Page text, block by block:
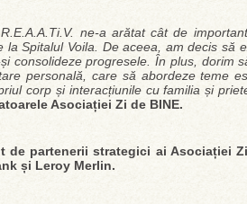
ne-a arătat cât de
la Spitalul Voila. De aceea, am decis să
consolideze progresele. În plus, dorim
personală, care să abordeze teme
corp și interacțiunile cu familia și
Asociației Zi de BINE.
de partenerii strategici ai Asociației
și Leroy Merlin.